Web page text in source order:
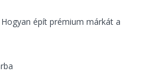
épít prémium márkát a